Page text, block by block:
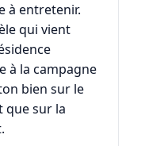
à entretenir.
qui vient
à la campagne
bien sur le
que sur la